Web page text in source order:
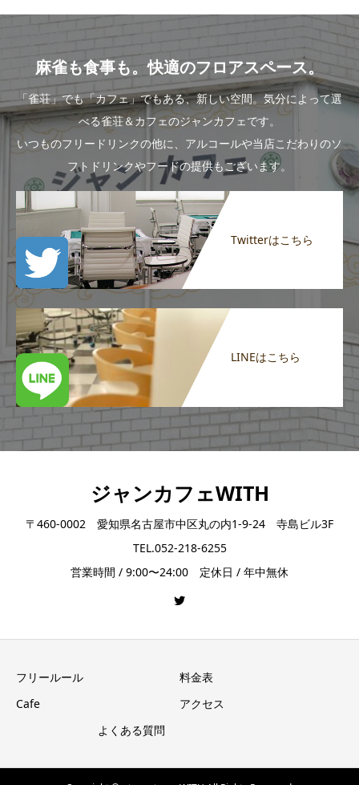
麻雀も食事も。快適のフロアスペース。
「雀荘」でも「カフェ」でもある、新しい空間。気分によって選
べる雀荘＆カフェのジャンカフェです。
いつものフリードリンクの他に、アルコールや当店こだわりのソ
フトドリンクやフードの提供もございます。
Twitterはこちら
LINEはこちら
ジャンカフェWITH
〒460-0002 愛知県名古屋市中区丸の内1-9-24 寺島ビル3F
TEL.052-218-6255
営業時間 / 9:00〜24:00 定休日 / 年中無休
フリールール
料金表
Cafe
アクセス
よくある質問